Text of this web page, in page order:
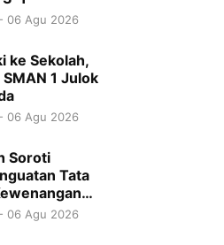
- 06 Agu 2026
ke Sekolah,
1 Julok
- 06 Agu 2026
Soroti
Tata
- 06 Agu 2026